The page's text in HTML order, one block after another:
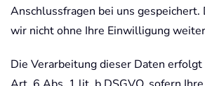
Anschlussfragen bei uns gespeichert.
wir nicht ohne Ihre Einwilligung
Die Verarbeitung dieser Daten erfolgt